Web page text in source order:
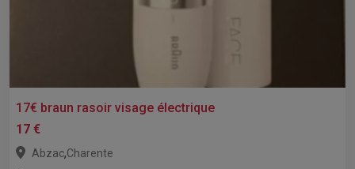
17€ braun rasoir visage électrique
17 €
Abzac,Charente